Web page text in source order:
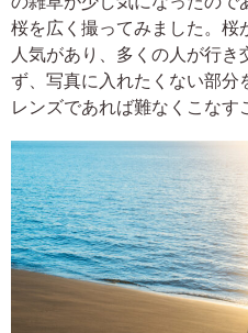
桜を広く撮ってみました。桜
人気があり、多くの人が行
ず、写真に入れたくない部
レンズであれば難なくこなす